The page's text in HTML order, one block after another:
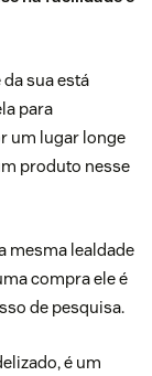
sua está
para
um lugar longe
produto nesse
mesma lealdade
compra ele é
de pesquisa.
é um